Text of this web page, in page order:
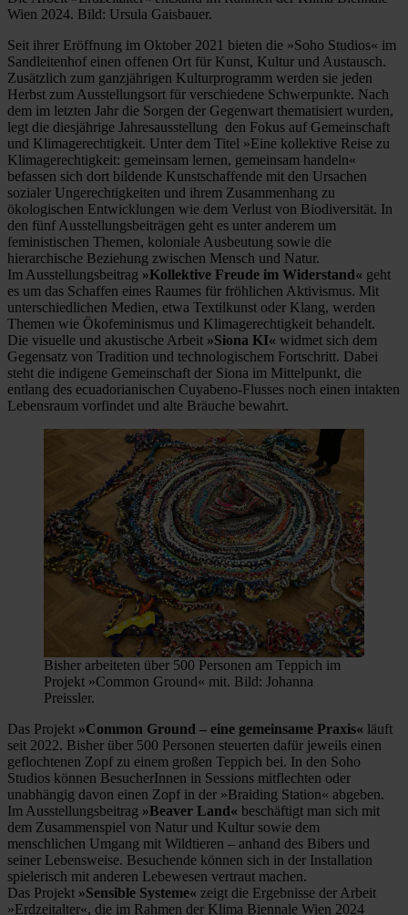
Wien 2024. Bild: Ursula Gaisbauer.
Seit ihrer Eröffnung im Oktober 2021 bieten die »Soho Studios« im
Sandleitenhof einen offenen Ort für Kunst, Kultur und Austausch.
Zusätzlich zum ganzjährigen Kulturprogramm werden sie jeden
Herbst zum Ausstellungsort für verschiedene Schwerpunkte. Nach
dem im letzten Jahr die Sorgen der Gegenwart thematisiert wurden,
legt die diesjährige Jahresausstellung den Fokus auf Gemeinschaft
und Klimagerechtigkeit. Unter dem Titel »Eine kollektive Reise zu
Klimagerechtigkeit: gemeinsam lernen, gemeinsam handeln«
befassen sich dort bildende Kunstschaffende mit den Ursachen
sozialer Ungerechtigkeiten und ihrem Zusammenhang zu
ökologischen Entwicklungen wie dem Verlust von Biodiversität. In
den fünf Ausstellungsbeiträgen geht es unter anderem um
feministischen Themen, koloniale Ausbeutung sowie die
hierarchische Beziehung zwischen Mensch und Natur.
Im Ausstellungsbeitrag »Kollektive Freude im Widerstand« geht
es um das Schaffen eines Raumes für fröhlichen Aktivismus. Mit
unterschiedlichen Medien, etwa Textilkunst oder Klang, werden
Themen wie Ökofeminismus und Klimagerechtigkeit behandelt.
Die visuelle und akustische Arbeit »Siona KI« widmet sich dem
Gegensatz von Tradition und technologischem Fortschritt. Dabei
steht die indigene Gemeinschaft der Siona im Mittelpunkt, die
entlang des ecuadorianischen Cuyabeno-Flusses noch einen intakten
Lebensraum vorfindet und alte Bräuche bewahrt.
Bisher arbeiteten über 500 Personen am Teppich im
Projekt »Common Ground« mit. Bild: Johanna
Preissler.
Das Projekt »Common Ground – eine gemeinsame Praxis« läuft
seit 2022. Bisher über 500 Personen steuerten dafür jeweils einen
geflochtenen Zopf zu einem großen Teppich bei. In den Soho
Studios können BesucherInnen in Sessions mitflechten oder
unabhängig davon einen Zopf in der »Braiding Station« abgeben.
Im Ausstellungsbeitrag »Beaver Land« beschäftigt man sich mit
dem Zusammenspiel von Natur und Kultur sowie dem
menschlichen Umgang mit Wildtieren – anhand des Bibers und
seiner Lebensweise. Besuchende können sich in der Installation
spielerisch mit anderen Lebewesen vertraut machen.
Das Projekt »Sensible Systeme« zeigt die Ergebnisse der Arbeit
»Erdzeitalter«, die im Rahmen der Klima Biennale Wien 2024